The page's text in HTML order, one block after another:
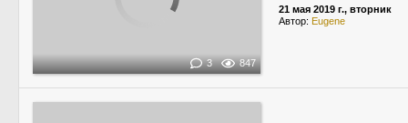
3 847
21 мая 2019 г., вторник
Автор: Eugene